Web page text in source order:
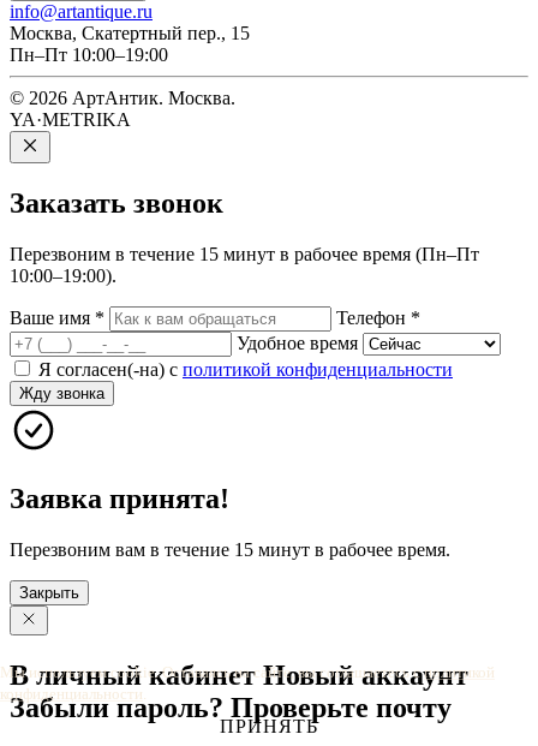
info@artantique.ru
Москва, Скатертный пер., 15
Пн–Пт 10:00–19:00
© 2026 АртАнтик. Москва.
YA·METRIKA
Заказать звонок
Перезвоним в течение 15 минут в рабочее время (Пн–Пт
10:00–19:00).
Ваше имя * Телефон *
Удобное время
Я согласен(-на) с политикой конфиденциальности
Жду звонка
Заявка принята!
Перезвоним вам в течение 15 минут в рабочее время.
Закрыть
Мы используем cookie. Оставаясь на сайте, вы соглашаетесь сполитикой
конфиденциальности.
ПРИНЯТЬ
В личныйкабинет Новыйаккаунт
Забылипароль? Проверьте почту